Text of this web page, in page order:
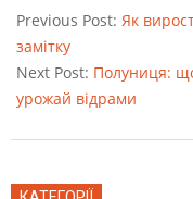
08-
24
Previous Post: Як
замітку
Next Post: Полуниця:
урожай відрами